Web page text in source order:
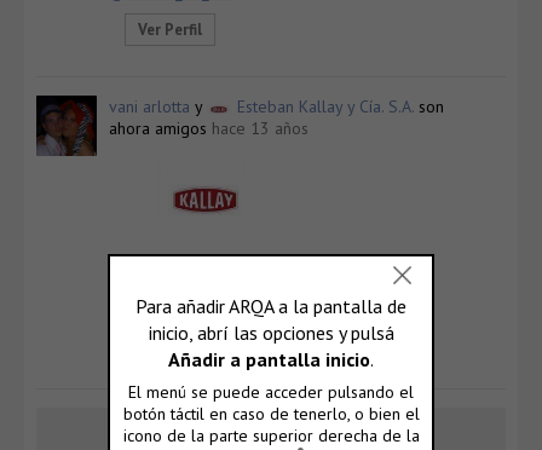
Ver Perfil
vani arlotta y Esteban Kallay y Cía. S.A. son
ahora amigos hace 13 años
@esteban_kallay_y_cia_sa
Ver Perfil
Cargar más